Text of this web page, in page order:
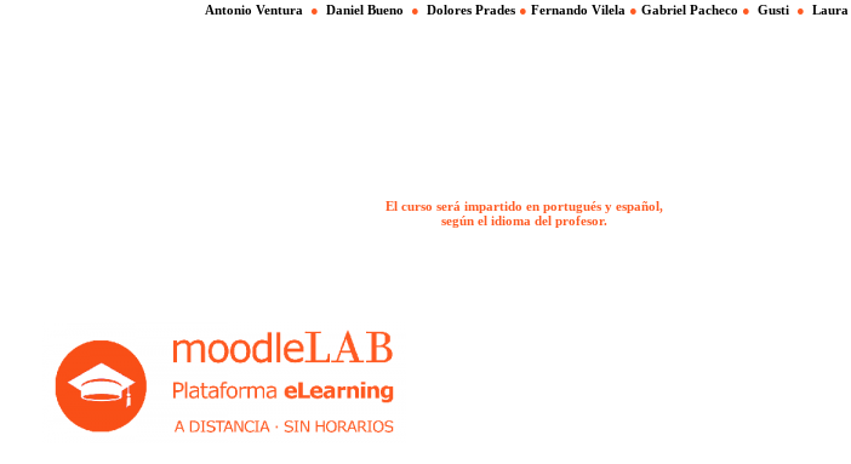
Antonio Ventura ● Daniel Bueno ● Dolores Prades ● Fernando Vilela ● Gabriel Pacheco ● Gusti ● Laura
El curso será impartido en portugués y español,
según el idioma del profesor.